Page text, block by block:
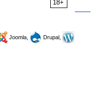
18+
Joomla,
Drupal,